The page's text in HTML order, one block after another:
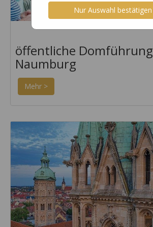
Nur Auswahl bestätigen
öffentliche Domführung
Naumburg